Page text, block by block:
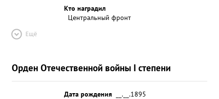
Кто наградил
Центральный фронт
Ещё
Орден Отечественной войны I степени
Дата рождения
__.__.1895